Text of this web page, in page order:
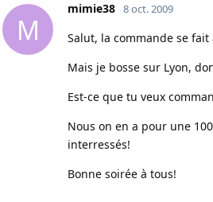
M
mimie38 8 oct. 2009
Salut, la commande se
Mais je bosse sur Lyon,
Est-ce que tu veux
Nous on en a pour une
interressés!
Bonne soirée à tous!